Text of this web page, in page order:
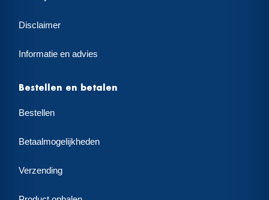
Disclaimer
Informatie en advies
Bestellen en betalen
Bestellen
Betaalmogelijkheden
Verzending